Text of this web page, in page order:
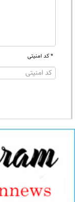
* کد امنیتی